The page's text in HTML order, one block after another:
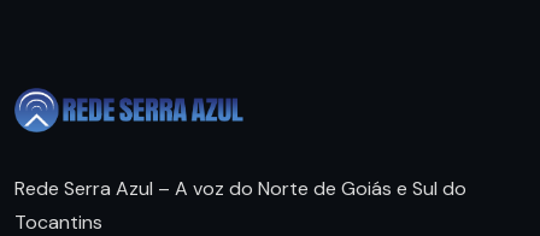
Rede Serra Azul – A voz do Norte de Goiás e Sul do
Tocantins